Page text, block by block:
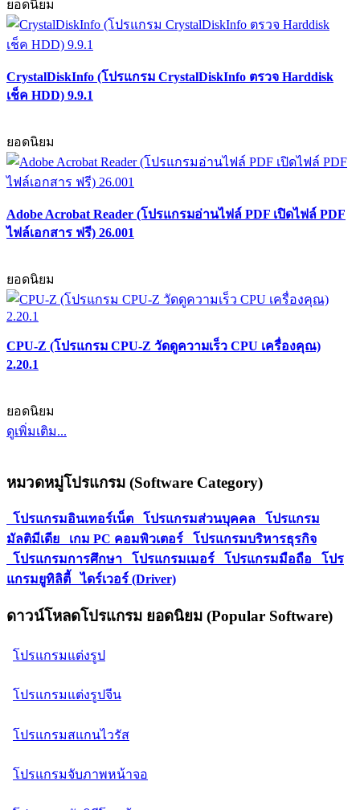
ยอดนิยม
CrystalDiskInfo (โปรแกรม CrystalDiskInfo ตรวจ Harddisk
เช็ค HDD) 9.9.1
ยอดนิยม
Adobe Acrobat Reader (โปรแกรมอ่านไฟล์ PDF เปิดไฟล์ PDF
ไฟล์เอกสาร ฟรี) 26.001
ยอดนิยม
CPU-Z (โปรแกรม CPU-Z วัดดูความเร็ว CPU เครื่องคุณ)
2.20.1
ยอดนิยม
ดูเพิ่มเติม...
หมวดหมู่โปรแกรม (Software Category)
โปรแกรมอินเทอร์เน็ต โปรแกรมส่วนบุคคล
โปรแกรม
มัลติมีเดีย
เกม PC คอมพิวเตอร์
โปรแกรมบริหารธุรกิจ
โปรแกรมการศึกษา
โปรแกรมเมอร์ โปรแกรมมือถือ
โปร
แกรมยูทิลิตี้
ไดร์เวอร์ (Driver)
ดาวน์โหลดโปรแกรม ยอดนิยม (Popular Software)
โปรแกรมแต่งรูป
โปรแกรมแต่งรูปจีน
โปรแกรมสแกนไวรัส
โปรแกรมจับภาพหน้าจอ